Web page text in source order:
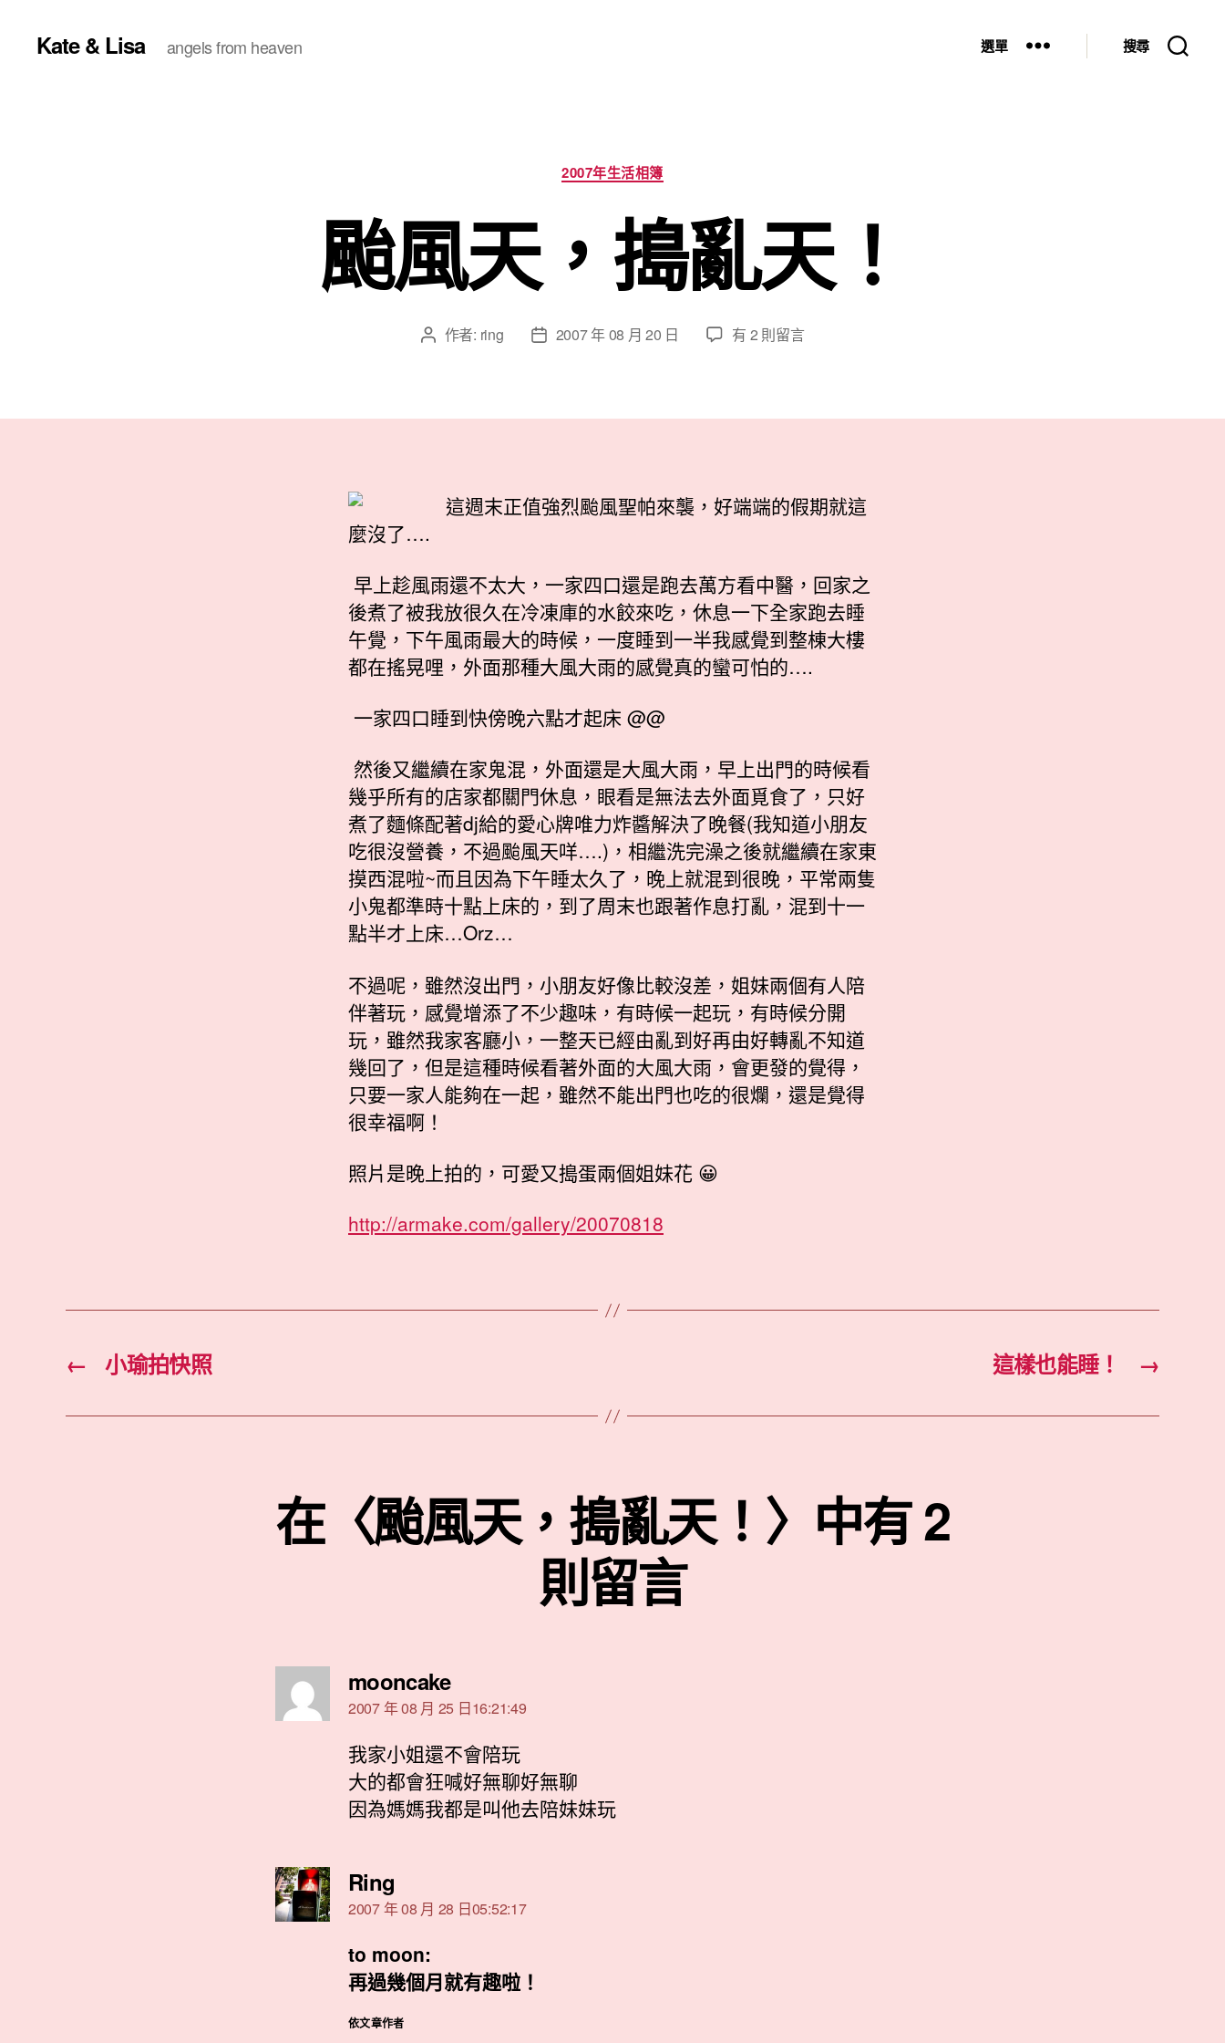
Kate & Lisa angels from heaven 選單 搜尋
分
類
2007年生活相簿
颱風天，搗亂天！
文 作者: ring
文
日
2007 年 08 月 20 日
在
搗
有 2 則留言
這週末正值強烈颱風聖帕來襲，好端端的假期就這
麼沒了….
早上趁風雨還不太大，一家四口還是跑去萬方看中醫，回家之
後煮了被我放很久在冷凍庫的水餃來吃，休息一下全家跑去睡
午覺，下午風雨最大的時候，一度睡到一半我感覺到整棟大樓
都在搖晃哩，外面那種大風大雨的感覺真的蠻可怕的….
一家四口睡到快傍晚六點才起床 @@
然後又繼續在家鬼混，外面還是大風大雨，早上出門的時候看
幾乎所有的店家都關門休息，眼看是無法去外面覓食了，只好
煮了麵條配著dj給的愛心牌唯力炸醬解決了晚餐(我知道小朋友
吃很沒營養，不過颱風天咩….)，相繼洗完澡之後就繼續在家東
摸西混啦~而且因為下午睡太久了，晚上就混到很晚，平常兩隻
小鬼都準時十點上床的，到了周末也跟著作息打亂，混到十一
點半才上床…Orz…
不過呢，雖然沒出門，小朋友好像比較沒差，姐妹兩個有人陪
伴著玩，感覺增添了不少趣味，有時候一起玩，有時候分開
玩，雖然我家客廳小，一整天已經由亂到好再由好轉亂不知道
幾回了，但是這種時候看著外面的大風大雨，會更發的覺得，
只要一家人能夠在一起，雖然不能出門也吃的很爛，還是覺得
很幸福啊！
照片是晚上拍的，可愛又搗蛋兩個姐妹花 😀
http://armake.com/gallery/20070818
← 小瑜拍快照 →
這樣也能睡！
在〈颱風天，搗亂天！〉中有 2
則留言
mooncake表
示:
2007 年 08 月 25 日16:21:49
我家小姐還不會陪玩
大的都會狂喊好無聊好無聊
因為媽媽我都是叫他去陪妹妹玩
Ring
示:
2007 年 08 月 28 日05:52:17
to moon:
再過幾個月就有趣啦！
依文章作者